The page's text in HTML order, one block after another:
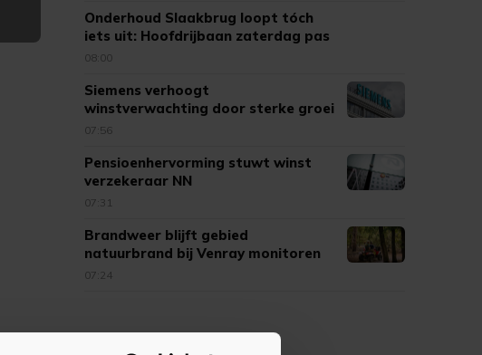
Onderhoud Slaakbrug loopt tóch
iets uit: Hoofdrijbaan zaterdag pas
open
08:00
Siemens verhoogt
winstverwachting door sterke groei
datacenters
07:56
Pensioenhervorming stuwt winst
verzekeraar NN
07:31
Brandweer blijft gebied
natuurbrand bij Venray monitoren
07:24